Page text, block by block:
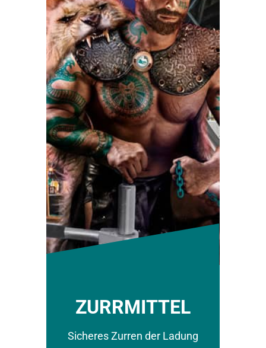
ZURRMITTEL
Sicheres Zurren der Ladung